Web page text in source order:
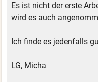
Es ist nicht der erste
wird es auch
Ich finde es jedenfalls
LG, Micha